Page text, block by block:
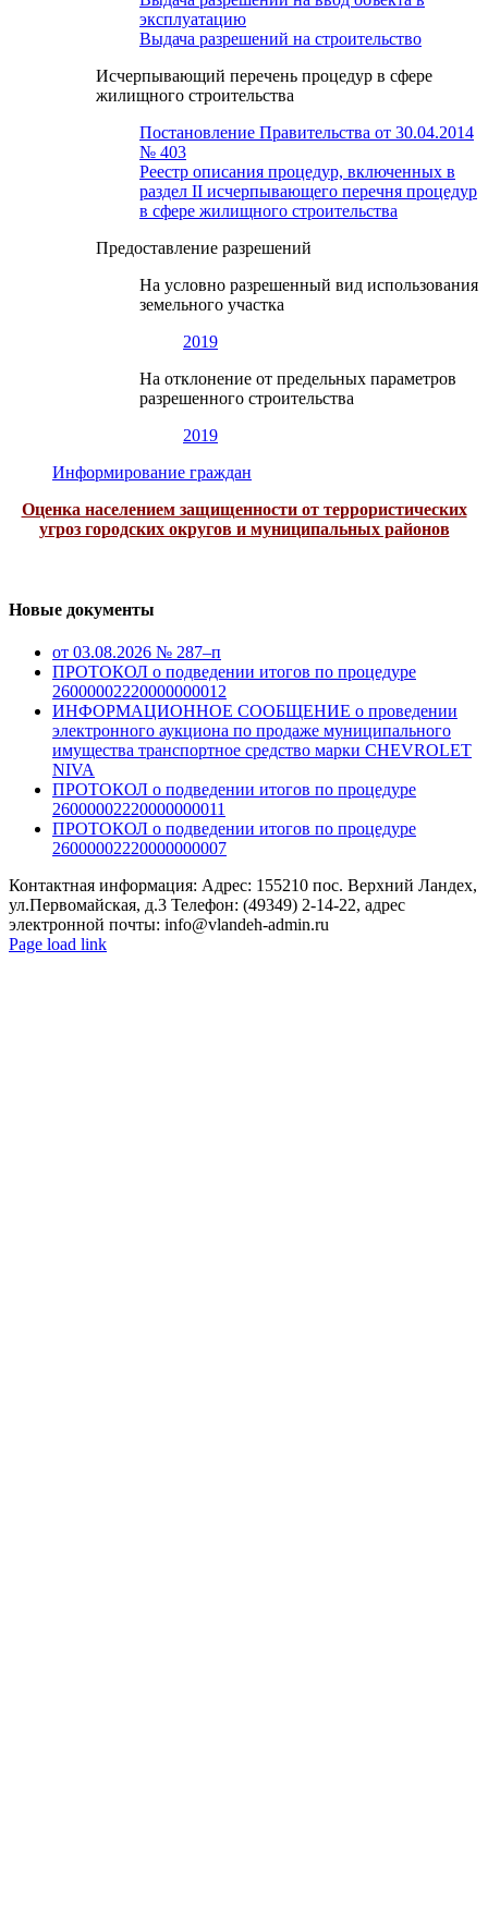
эксплуатацию
Выдача разрешений на строительство
Исчерпывающий перечень процедур в сфере
жилищного строительства
Постановление Правительства от 30.04.2014
№ 403
Реестр описания процедур, включенных в
раздел II исчерпывающего перечня процедур
в сфере жилищного строительства
Предоставление разрешений
На условно разрешенный вид использования
земельного участка
2019
На отклонение от предельных параметров
разрешенного строительства
2019
Информирование граждан
Оценка населением защищенности от террористических
угроз городских округов и муниципальных районов
Новые документы
от 03.08.2026 № 287–п
ПРОТОКОЛ о подведении итогов по процедуре
26000002220000000012
ИНФОРМАЦИОННОЕ СООБЩЕНИЕ о проведении
электронного аукциона по продаже муниципального
имущества транспортное средство марки CHEVROLET
NIVA
ПРОТОКОЛ о подведении итогов по процедуре
26000002220000000011
ПРОТОКОЛ о подведении итогов по процедуре
26000002220000000007
Контактная информация: Адрес: 155210 пос. Верхний Ландех,
ул.Первомайская, д.3 Телефон: (49349) 2-14-22, адрес
электронной почты: info@vlandeh-admin.ru
Page load link